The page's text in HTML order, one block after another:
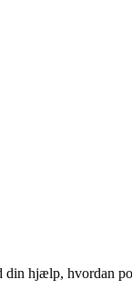
hjælp, hvordan